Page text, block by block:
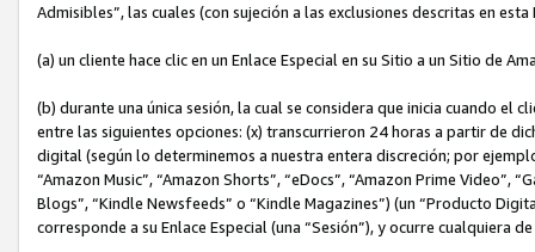
Admisibles”, las cuales (con sujeción a las exclusiones descritas en
(a) un cliente hace clic en un Enlace Especial en su Sitio a un Sitio de
(b) durante una única sesión, la cual se considera que inicia cuando el
entre las siguientes opciones: (x) transcurrieron 24 horas a partir de
digital (según lo determinemos a nuestra entera discreción; por
“Amazon Music”, “Amazon Shorts”, “eDocs”, “Amazon Prime Video”,
Blogs”, “Kindle Newsfeeds” o “Kindle Magazines”) (un “Producto
corresponde a su Enlace Especial (una “Sesión”), y ocurre cualquiera